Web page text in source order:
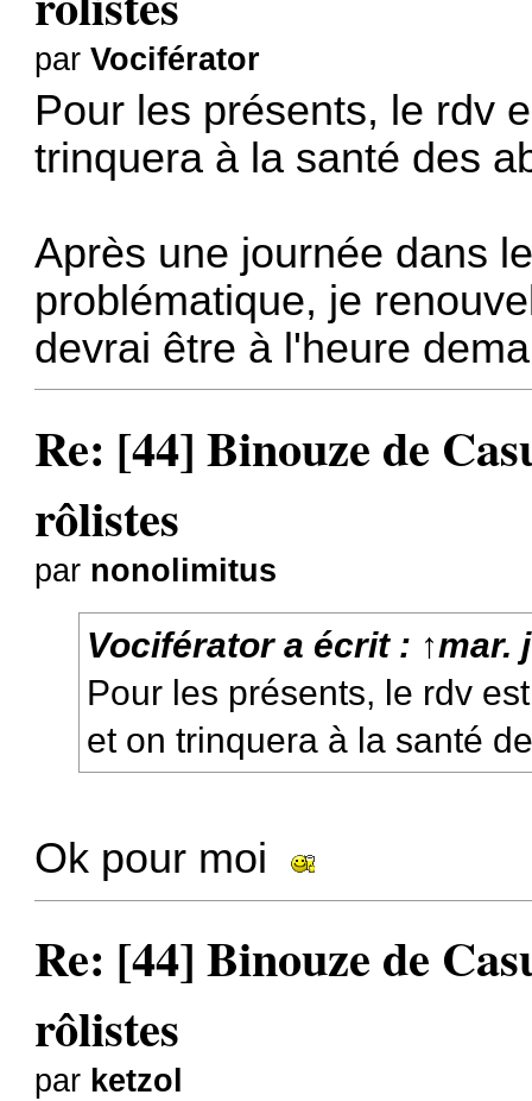
parVociférator
Pour les présents, le rdv
trinquera à la santé des
Après une journée dans
problématique, je
devrai être à l'heure
Re: [44] Binouze de
rôlistes
par nonolimitus
Vocifératora écrit : ↑mar.
Pour les présents, le rdv
et on trinquera à la santé
Ok pour moi
Re: [44] Binouze de
rôlistes
par ketzol